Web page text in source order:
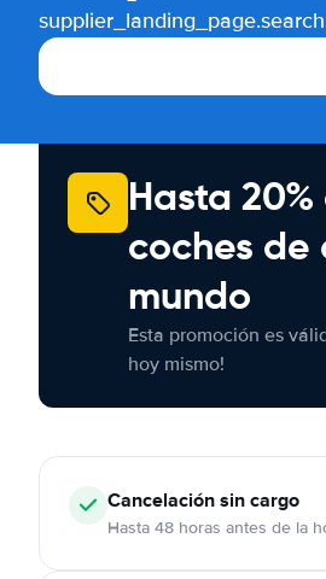
Hasta
coches de
mundo
Esta promoción es
hoy mismo!
Cancelaciónsin cargo
Hasta 48 horas antes de la